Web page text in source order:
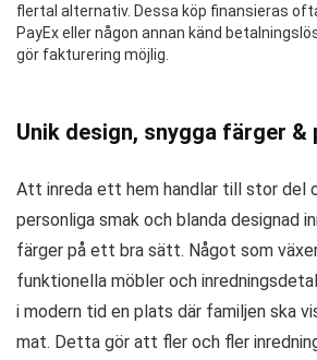
flertal alternativ. Dessa köp finansieras
PayEx eller någon annan känd
gör fakturering möjlig.
Unik design, snygga färger &
Att inreda ett hem handlar till stor del
personliga smak och blanda designad
färger på ett bra sätt. Något som
funktionella möbler och
i modern tid en plats där familjen ska
mat. Detta gör att fler och fler